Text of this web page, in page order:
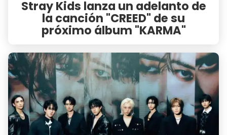
Stray Kids lanza un adelanto de
la canción "CREED" de su
próximo álbum "KARMA"